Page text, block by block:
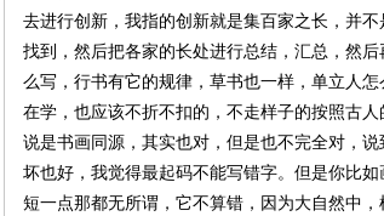
去进行创新，我指的创新就是集百家之长，并
找到，然后把各家的长处进行总结，汇总，然
么写，行书有它的规律，草书也一样，单立人
在学，也应该不折不扣的，不走样子的按照古
说是书画同源，其实也对，但是也不完全对，
坏也好，我觉得最起码不能写错字。但是你比
短一点那都无所谓，它不算错，因为大自然中